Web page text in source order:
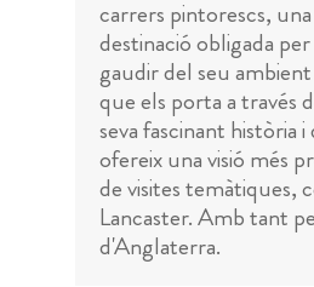
carrers pintorescs,
destinació obligada
gaudir del seu
que els porta a través
seva fascinant història
ofereix una visió més
de visites temàtiques,
Lancaster. Amb tant
d'Anglaterra.